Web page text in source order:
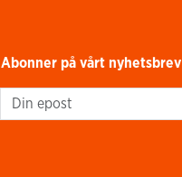
Abonner på vårt nyhetsbrev
Sign up